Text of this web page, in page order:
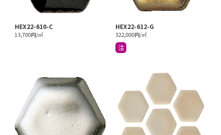
HEX22-610-C
13,700円/㎡
HEX22-612-G
322,000円/㎡
注